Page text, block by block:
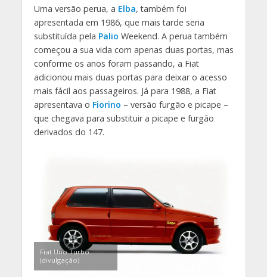
Uma versão perua, a Elba, também foi
apresentada em 1986, que mais tarde seria
substituída pela Palio Weekend. A perua também
começou a sua vida com apenas duas portas, mas
conforme os anos foram passando, a Fiat
adicionou mais duas portas para deixar o acesso
mais fácil aos passageiros. Já para 1988, a Fiat
apresentava o Fiorino – versão furgão e picape –
que chegava para substituir a picape e furgão
derivados do 147.
Fiat Uno Turbo
(divulgação)